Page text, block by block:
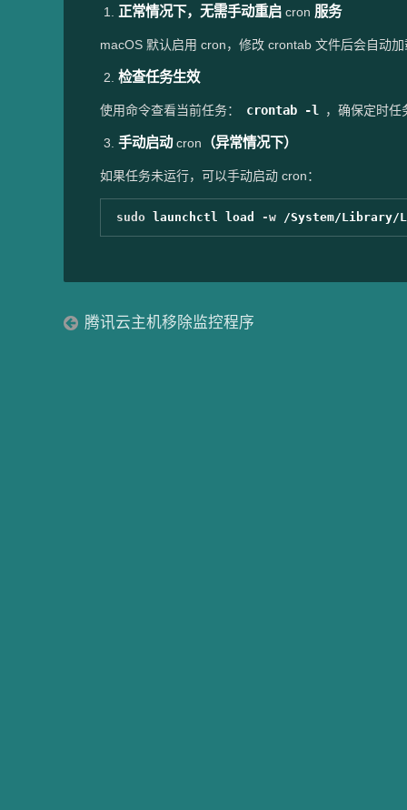
​ 1. 正常情况下，无需手动重启 cron 服务
macOS 默认启用 cron，修改 crontab 文件后会自动
​ 2. 检查任务生效
使用命令查看当前任务： crontab -l ，确保定时任
​ 3. 手动启动cron （异常情况下）
如果任务未运行，可以手动启动 cron：
sudo launchctl load -w
腾讯云主机移除监控程序